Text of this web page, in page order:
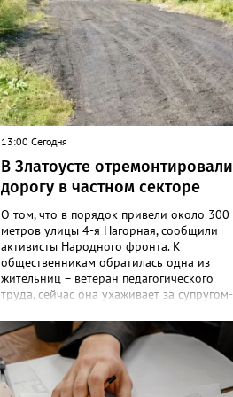
13:00 Сегодня
В Златоусте отремонтировали
дорогу в частном секторе
О том, что в порядок привели около 300
метров улицы 4-я Нагорная, сообщили
активисты Народного фронта. К
общественникам обратилась одна из
жительниц – ветеран педагогического
труда, сейчас она ухаживает за супругом-
критическом состоянии: скорая тратила
время на объезд разбитого полотна,
такси порой отказывались пробираться к
домам, щадя подвеску, а однажды
реанимация не смогла добраться до